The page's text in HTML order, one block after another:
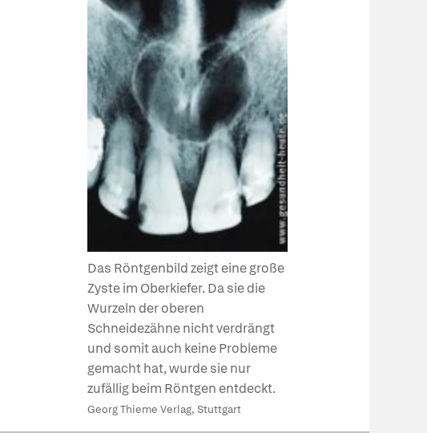
Das Röntgenbild zeigt eine große
Zyste im Oberkiefer. Da sie die
Wurzeln der oberen
Schneidezähne nicht verdrängt
und somit auch keine Probleme
gemacht hat, wurde sie nur
zufällig beim Röntgen entdeckt.
Georg Thieme Verlag, Stuttgart